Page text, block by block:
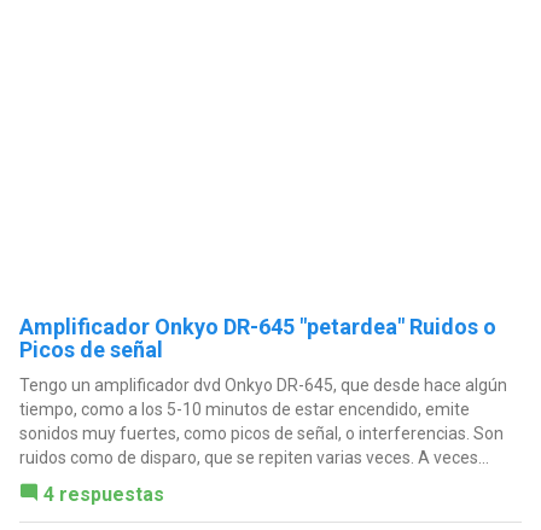
Amplificador Onkyo DR-645 "petardea" Ruidos o
Picos de señal
Tengo un amplificador dvd Onkyo DR-645, que desde hace algún
tiempo, como a los 5-10 minutos de estar encendido, emite
sonidos muy fuertes, como picos de señal, o interferencias. Son
ruidos como de disparo, que se repiten varias veces. A veces...
4 respuestas